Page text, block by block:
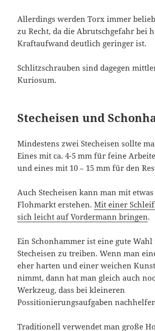
Allerdings werden Torx immer
zu Recht, da die Abrutschgefahr bei
Kraftaufwand deutlich geringer ist.
Schlitzschrauben sind dagegen
Kuriosum.
Stecheisen und
Mindestens zwei Stecheisen sollte
Eines mit ca. 4-5 mm für feine
und eines mit 10 – 15 mm für den
Auch Stecheisen kann man mit
Flohmarkt erstehen.Mit einer
sich leicht auf Vordermann bringen.
Ein Schonhammer ist eine gute
Stecheisen zu treiben. Wenn man
eher harten und einer weichen
nimmt, dann hat man gleich auch
Werkzeug, dass bei kleineren
Possitionierungsaufgaben
Traditionell verwendet man große